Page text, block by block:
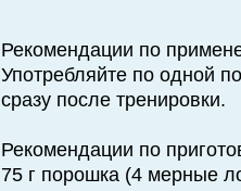
Рекомендации по
Употребляйте по одной
сразу после тренировки.
Рекомендации по
75 г порошка (4 мерные